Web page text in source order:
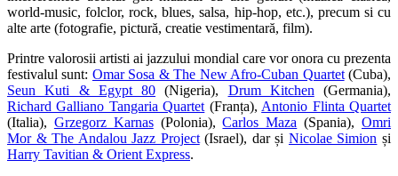
world-music, folclor, rock, blues, salsa, hip-hop, etc.), precum si cu
alte arte (fotografie, pictură, creatie vestimentară, film).
Printre valorosii artisti ai jazzului mondial care vor onora cu prezenta
festivalul sunt: Omar Sosa & The New Afro-Cuban Quartet(Cuba),
Seun Kuti & Egypt 80 (Nigeria), Drum Kitchen (Germania),
Richard Galliano Tangaria Quartet (Franța), Antonio Flinta Quartet
(Italia), Grzegorz Karnas(Polonia),Carlos Maza (Spania),Omri
Mor & The Andalou Jazz Project(Israel), dar și Nicolae Simion și
Harry Tavitian & Orient Express.